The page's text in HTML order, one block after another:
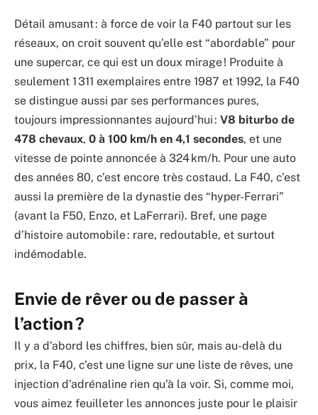
Détail amusant : à force de voir la F40 partout sur les
réseaux, on croit souvent qu’elle est “abordable” pour
une supercar, ce qui est un doux mirage ! Produite à
seulement 1 311 exemplaires entre 1987 et 1992, la F40
se distingue aussi par ses performances pures,
toujours impressionnantes aujourd’hui : V8 biturbo de
478 chevaux, 0 à 100 km/h en 4,1 secondes, et une
vitesse de pointe annoncée à 324 km/h. Pour une auto
des années 80, c’est encore très costaud. La F40, c’est
aussi la première de la dynastie des “hyper-Ferrari”
(avant la F50, Enzo, et LaFerrari). Bref, une page
d’histoire automobile : rare, redoutable, et surtout
indémodable.
Envie de rêver ou de passer à
l’action ?
Il y a d’abord les chiffres, bien sûr, mais au-delà du
prix, la F40, c’est une ligne sur une liste de rêves, une
injection d’adrénaline rien qu’à la voir. Si, comme moi,
vous aimez feuilleter les annonces juste pour le plaisir